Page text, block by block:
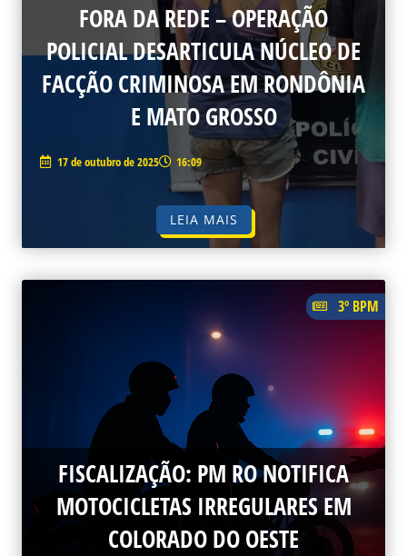
FORA DA REDE – OPERAÇÃO
POLICIAL DESARTICULA NÚCLEO DE
FACÇÃO CRIMINOSA EM RONDÔNIA
E MATO GROSSO
17 de outubro de 2025 16:09
LEIA MAIS
3º BPM
FISCALIZAÇÃO: PM RO NOTIFICA
MOTOCICLETAS IRREGULARES EM
COLORADO DO OESTE